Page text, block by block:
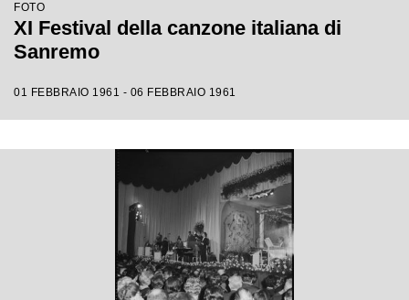
FOTO
XI Festival della canzone italiana di
Sanremo
01 FEBBRAIO 1961 - 06 FEBBRAIO 1961